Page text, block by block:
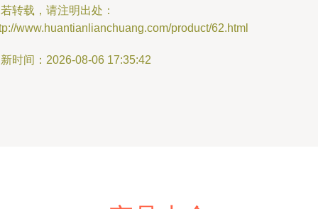
转载，请注明出处：
www.huantianlianchuang.com/product/62.html
时间：2026-08-06 17:35:42